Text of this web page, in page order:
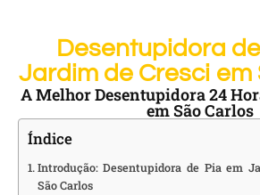
Desentupidora
Jardim de Cresci em
A Melhor Desentupidora 24
em São Carlos
Índice
Introdução: Desentupidora de Pia em
São Carlos